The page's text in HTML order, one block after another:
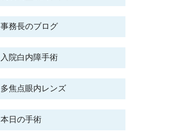
事務長のブログ
入院白内障手術
多焦点眼内レンズ
本日の手術